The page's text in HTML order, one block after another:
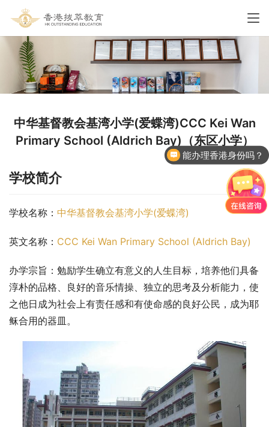
中华基督教会基湾小学(爱蝶湾)CCC Kei Wan
Primary School (Aldrich Bay)（东区小学）
学校简介
学校名称： 中华基督教会基湾小学(爱蝶湾)
英文名称： CCC Kei Wan Primary School (Aldrich Bay)
办学宗旨：勉励学生确立有意义的人生目标，培养他们具备
淳朴的品格、良好的音乐情操、独立的思考及分析能力，使
之他日成为社会上有责任感和有使命感的良好公民，成为耶
稣合用的器皿。
能办理香港身份吗？